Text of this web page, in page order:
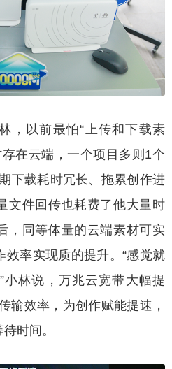
，以前最怕“上传和下载素
在云端，一个项目多则1个
下载耗时冗长、拖累创作进
文件回传也耗费了他大量时
，同等体量的云端素材可实
率实现质的提升。“感觉就
林说，万兆云宽带大幅提
输效率，为创作赋能提速，
时间。